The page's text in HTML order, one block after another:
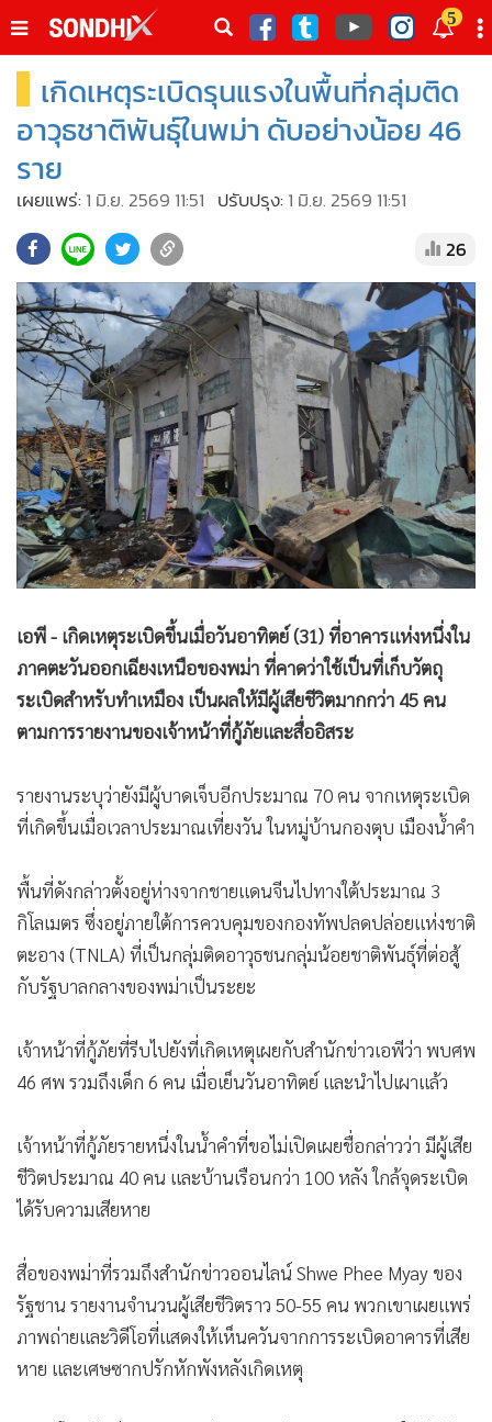
ดต
5
หน้าหลัก
Social
• World Talk
• ผู้เฒ่าเล่าเรื่อง
• ข่าวลึกปมลับ
• Exclusive Health
• ผู้จัดกวน
• น่าสนใจ
• ข่าวอัพเดต
• เศรษฐกิจ-ธุรกิจ
• สังคม-โซเชียล
เกิดเหตุระเบิดรุนแรงในพื้นที่กลุ่มติด
อาวุธชาติพันธุ์ในพม่า ดับอย่างน้อย 46
ราย
เผยแพร่: 1 มิ.ย. 2569 11:51 ปรับปรุง: 1 มิ.ย. 2569 11:51
26
เอพี - เกิดเหตุระเบิดขึ้นเมื่อวันอาทิตย์ (31) ที่อาคารแห่งหนึ่งใน
ภาคตะวันออกเฉียงเหนือของพม่า ที่คาดว่าใช้เป็นที่เก็บวัตถุ
ระเบิดสำหรับทำเหมือง เป็นผลให้มีผู้เสียชีวิตมากกว่า 45 คน
ตามการรายงานของเจ้าหน้าที่กู้ภัยและสื่ออิสระ
รายงานระบุว่ายังมีผู้บาดเจ็บอีกประมาณ 70 คน จากเหตุระเบิด
ที่เกิดขึ้นเมื่อเวลาประมาณเที่ยงวัน ในหมู่บ้านกองตุบ เมืองน้ำคำ
พื้นที่ดังกล่าวตั้งอยู่ห่างจากชายแดนจีนไปทางใต้ประมาณ 3
กิโลเมตร ซึ่งอยู่ภายใต้การควบคุมของกองทัพปลดปล่อยแห่งชาติ
ตะอาง (TNLA) ที่เป็นกลุ่มติดอาวุธชนกลุ่มน้อยชาติพันธุ์ที่ต่อสู้
กับรัฐบาลกลางของพม่าเป็นระยะ
เจ้าหน้าที่กู้ภัยที่รีบไปยังที่เกิดเหตุเผยกับสำนักข่าวเอพีว่า พบศพ
46 ศพ รวมถึงเด็ก 6 คน เมื่อเย็นวันอาทิตย์ และนำไปเผาแล้ว
เจ้าหน้าที่กู้ภัยรายหนึ่งในน้ำคำที่ขอไม่เปิดเผยชื่อกล่าวว่า มีผู้เสีย
ชีวิตประมาณ 40 คน และบ้านเรือนกว่า 100 หลัง ใกล้จุดระเบิด
ได้รับความเสียหาย
สื่อของพม่าที่รวมถึงสำนักข่าวออนไลน์ Shwe Phee Myay ของ
รัฐชาน รายงานจำนวนผู้เสียชีวิตราว 50-55 คน พวกเขาเผยแพร่
ภาพถ่ายและวิดีโอที่แสดงให้เห็นควันจากการระเบิดอาคารที่เสีย
หาย และเศษซากปรักหักพังหลังเกิดเหตุ